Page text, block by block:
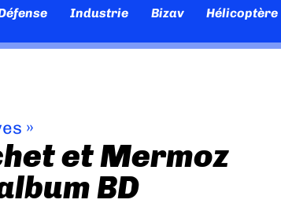
Industrie Bizav Hélicoptère
»
et Mermoz
BD